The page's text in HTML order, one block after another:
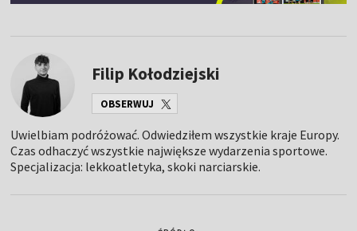
Uwielbiam podróżować. Odwiedziłem wszystkie kraje Europy.
Czas odhaczyć wszystkie największe wydarzenia sportowe.
Specjalizacja: lekkoatletyka, skoki narciarskie.
ŹRÓDŁO: